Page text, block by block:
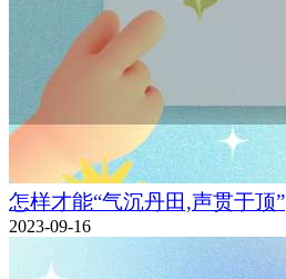
怎样才能“气沉丹田,声贯于顶”
2023-09-16